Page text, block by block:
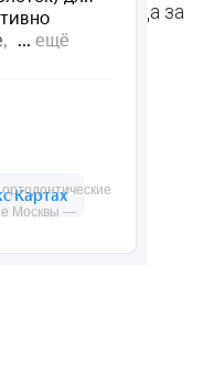
Москвы —
для ухода за
рта